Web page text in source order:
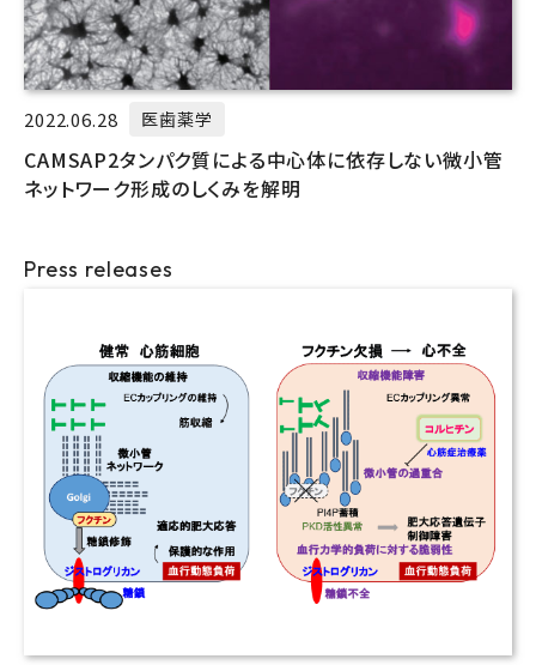
2022.06.28 医歯薬学
CAMSAP2タンパク質による中心体に依存しない微小管
ネットワーク形成のしくみを解明
Press releases